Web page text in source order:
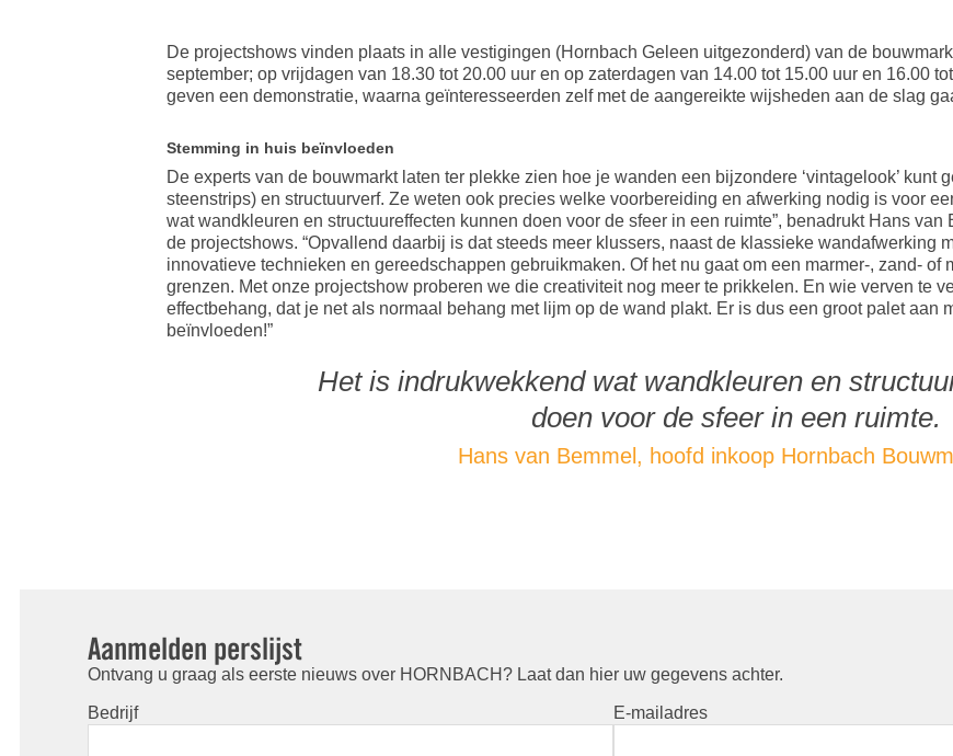
De projectshows vinden plaats in alle vestigingen (Hornbach Geleen uitgezonderd) van de
september; op vrijdagen van 18.30 tot 20.00 uur en op zaterdagen van 14.00 tot 15.00 uur en 16.00
geven een demonstratie, waarna geïnteresseerden zelf met de aangereikte wijsheden aan de slag
Stemming in huis beïnvloeden
De experts van de bouwmarkt laten ter plekke zien hoe je wanden een bijzondere ‘vintagelook’ kunt
steenstrips) en structuurverf. Ze weten ook precies welke voorbereiding en afwerking nodig is voor
wat wandkleuren en structuureffecten kunnen doen voor de sfeer in een ruimte”, benadrukt Hans
de projectshows. “Opvallend daarbij is dat steeds meer klussers, naast de klassieke wandafwerking
innovatieve technieken en gereedschappen gebruikmaken. Of het nu gaat om een marmer-, zand- of
grenzen. Met onze projectshow proberen we die creativiteit nog meer te prikkelen. En wie verven te
effectbehang, dat je net als normaal behang met lijm op de wand plakt. Er is dus een groot palet aan
beïnvloeden!”
Het is indrukwekkend wat wandkleuren en
doen voor de sfeer in een ruimte.
Hans van Bemmel, hoofd inkoop Hornbach
Aanmelden perslijst
Ontvang u graag als eerste nieuws over HORNBACH? Laat dan hier uw gegevens achter.
Bedrijf E-mailadres